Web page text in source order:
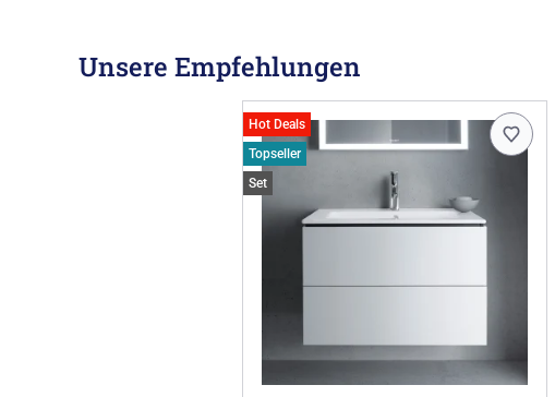
Unsere Empfehlungen
Hot Deals
Topseller
Set